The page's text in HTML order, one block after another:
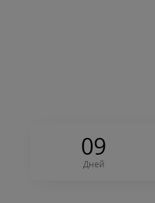
09
Дней